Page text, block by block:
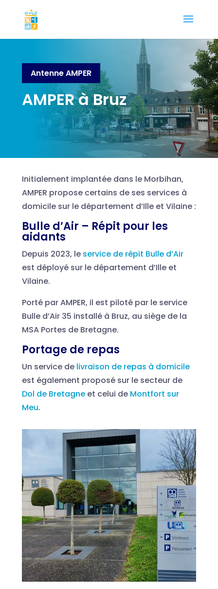
Antenne AMPER
AMPER à Bruz
Initialement implantée dans le Morbihan,
AMPER propose certains de ses services à
domicile sur le département d’Ille et Vilaine :
Bulle d’Air – Répit pour les
aidants
Depuis 2023, le service de répit Bulle d’Air
est déployé sur le département d’Ille et
Vilaine.
Porté par AMPER, il est piloté par le service
Bulle d’Air 35 installé à Bruz, au siège de la
MSA Portes de Bretagne.
Portage de repas
Un service de livraison de repas à domicile
est également proposé sur le secteur de
Dol de Bretagneet celui de Montfort sur
Meu.